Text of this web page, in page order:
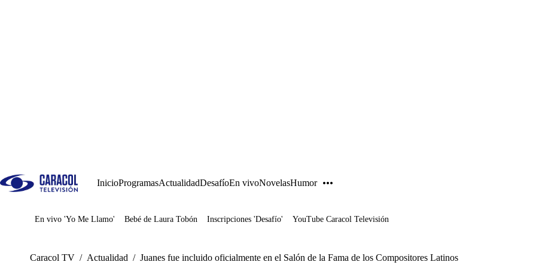
InicioProgramasActualidadDesafíoEn vivoNovelasHumor
Juegos
En vivo 'Yo Me Llamo' Bebé de Laura Tobón Inscripciones 'Desafío' YouTube Caracol Televisión
Caracol TV / Actualidad / Juanes fue incluido oficialmente en el Salón de la Fama de los Compositores Latinos